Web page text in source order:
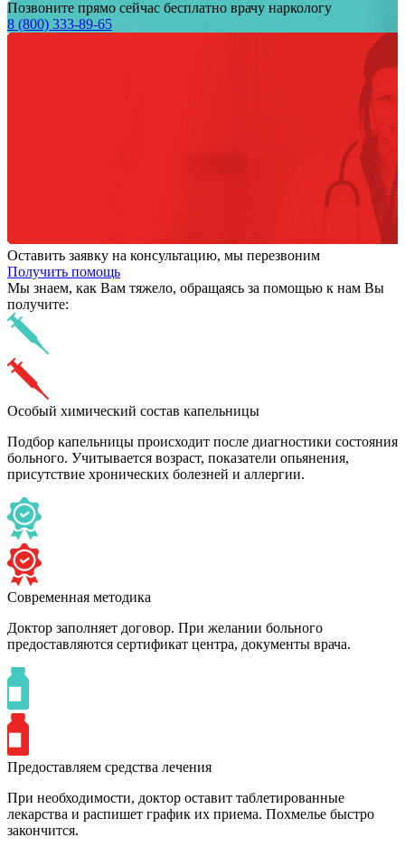
Позвоните прямо сейчас бесплатно врачу наркологу
8 (800) 333-89-65
Оставить заявку на консультацию, мы перезвоним
Получить помощь
Мы знаем, как Вам тяжело, обращаясь за помощью к нам Вы
получите:
Особый химический состав капельницы
Подбор капельницы происходит после диагностики состояния
больного. Учитывается возраст, показатели опьянения,
присутствие хронических болезней и аллергии.
Современная методика
Доктор заполняет договор. При желании больного
предоставляются сертификат центра, документы врача.
Предоставляем средства лечения
При необходимости, доктор оставит таблетированные
лекарства и распишет график их приема. Похмелье быстро
закончится.